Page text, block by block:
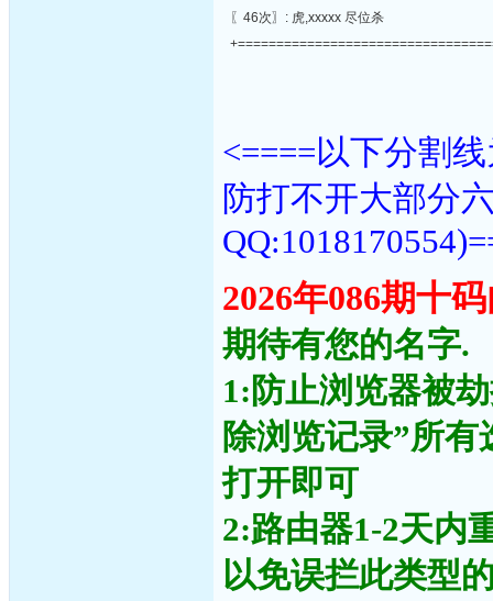
〖46次〗: 虎,xxxxx 尽位杀
<====以下分割
防打不开大部分
2026年086期十
期待有您的名字.
1:防止浏览器被
除浏览记录”所
打开即可
2:路由器1-2天内
以免误拦此类型